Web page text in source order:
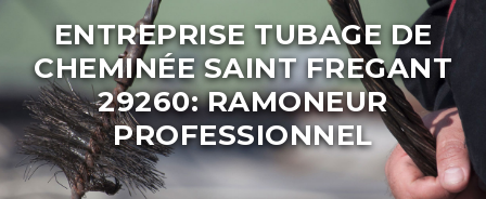
ENTREPRISE TUBAGE DE
CHEMINÉE SAINT FREGANT
29260: RAMONEUR
PROFESSIONNEL